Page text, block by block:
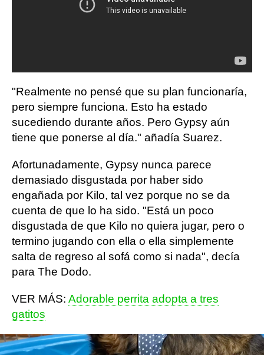
"Realmente no pensé que su plan funcionaría,
pero siempre funciona. Esto ha estado
sucediendo durante años. Pero Gypsy aún
tiene que ponerse al día." añadía Suarez.
Afortunadamente, Gypsy nunca parece
demasiado disgustada por haber sido
engañada por Kilo, tal vez porque no se da
cuenta de que lo ha sido. "Está un poco
disgustada de que Kilo no quiera jugar, pero o
termino jugando con ella o ella simplemente
salta de regreso al sofá como si nada", decía
para The Dodo.
VER MÁS: Adorable perrita adopta a tres
gatitos